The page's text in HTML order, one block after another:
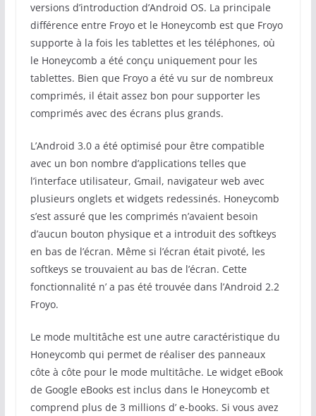
versions d’introduction d’Android OS. La principale
différence entre Froyo et le Honeycomb est que Froyo
supporte à la fois les tablettes et les téléphones, où
le Honeycomb a été conçu uniquement pour les
tablettes. Bien que Froyo a été vu sur de nombreux
comprimés, il était assez bon pour supporter les
comprimés avec des écrans plus grands.
L’Android 3.0 a été optimisé pour être compatible
avec un bon nombre d’applications telles que
l’interface utilisateur, Gmail, navigateur web avec
plusieurs onglets et widgets redessinés. Honeycomb
s’est assuré que les comprimés n’avaient besoin
d’aucun bouton physique et a introduit des softkeys
en bas de l’écran. Même si l’écran était pivoté, les
softkeys se trouvaient au bas de l’écran. Cette
fonctionnalité n’ a pas été trouvée dans l’Android 2.2
Froyo.
Le mode multitâche est une autre caractéristique du
Honeycomb qui permet de réaliser des panneaux
côte à côte pour le mode multitâche. Le widget eBook
de Google eBooks est inclus dans le Honeycomb et
comprend plus de 3 millions d’ e-books. Si vous avez